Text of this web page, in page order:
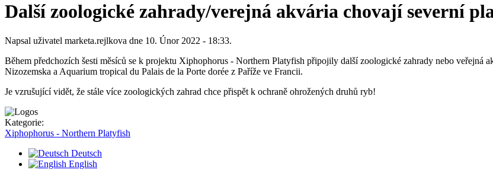
Další zoologické zahrady/verejná akvária chovají severní
Napsal uživatel marketa.rejlkova dne 10. Únor 2022 - 18:33.
Během předchozích šesti měsíců se k projektu Xiphophorus - Northern Platyfish připojily další zoologické zahrady nebo
Nizozemska a Aquarium tropical du Palais de la Porte dorée z Paříže ve Francii.
Je vzrušující vidět, že stále více zoologických zahrad chce přispět k ochraně ohrožených druhů ryb!
Kategorie:
Xiphophorus - Northern Platyfish
Deutsch
English